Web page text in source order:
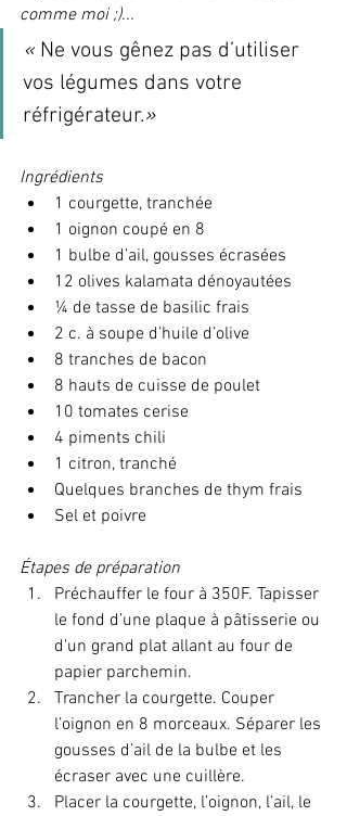
comme moi ;)...
« Ne vous gênez pas d’utiliser
vos légumes dans votre
réfrigérateur.»
Ingrédients
1 courgette, tranchée
1 oignon coupé en 8
1 bulbe d’ail, gousses écrasées
12 olives kalamata dénoyautées
¼ de tasse de basilic frais
2 c. à soupe d’huile d’olive
8 tranches de bacon
8 hauts de cuisse de poulet
10 tomates cerise
4 piments chili
1 citron, tranché
Quelques branches de thym frais
Sel et poivre
Étapes de préparation
Préchauffer le four à 350F. Tapisser
le fond d’une plaque à pâtisserie ou
d'un grand plat allant au four de
papier parchemin.
Trancher la courgette. Couper
l’oignon en 8 morceaux. Séparer les
gousses d’ail de la bulbe et les
écraser avec une cuillère.
Placer la courgette, l’oignon, l’ail, le